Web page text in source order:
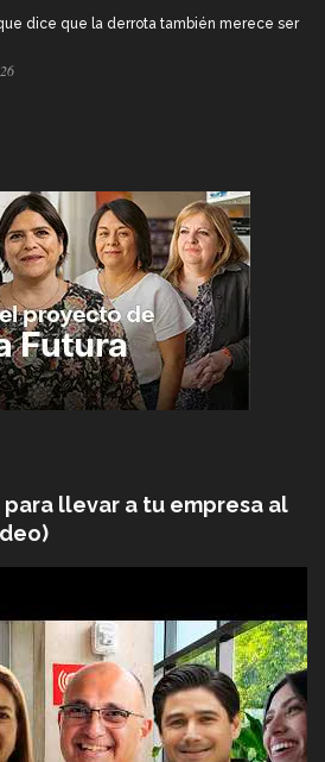
dice que la derrota también merece ser
llevar a tu empresa al